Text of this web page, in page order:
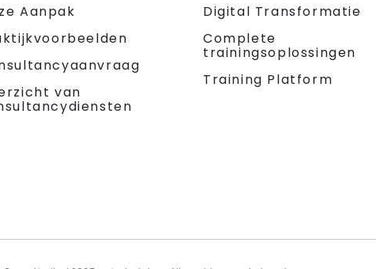
Aanpak
van
Digital Transformatie
Complete
trainingsoplossingen
Training Platform